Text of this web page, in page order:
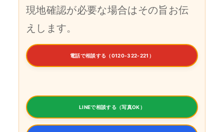
現地確認が必要な場合はその旨お伝
えします。
電話で相談する（0120-322-221）
LINEで相談する（写真OK）